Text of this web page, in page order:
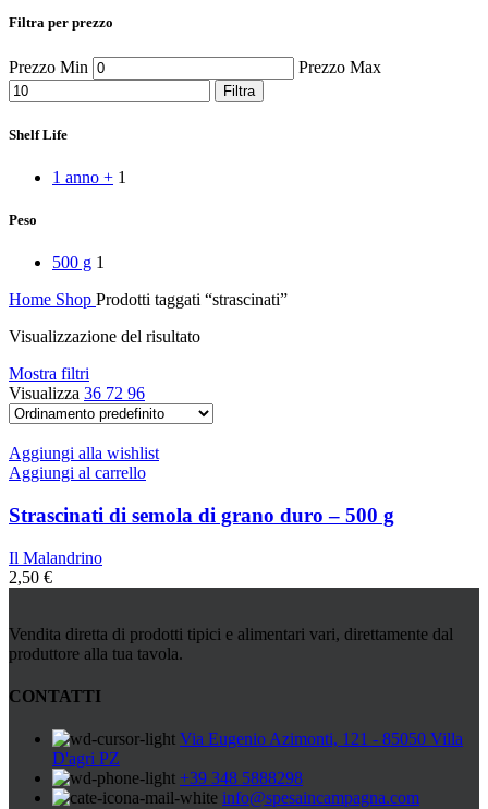
Peperoncino
Prodotti da forno
Rafano
Semi
Sott’oli e conserve
Sughi pronti e passate
Vari
Filtra per prezzo
Prezzo Min Prezzo Max
Filtra
Shelf Life
1 anno + 1
Peso
500 g 1
Home Shop Prodotti taggati “strascinati”
Visualizzazione del risultato
Mostra filtri
Visualizza 36 72 96
Aggiungi alla wishlist
Aggiungi al carrello
Strascinati di semola di grano duro – 500 g
Il Malandrino
2,50 €
Vendita diretta di prodotti tipici e alimentari vari, direttamente dal
produttore alla tua tavola.
CONTATTI
Via Eugenio Azimonti, 121 - 85050 Villa
D'agri PZ
+39 348 5888298
info@spesaincampagna.com